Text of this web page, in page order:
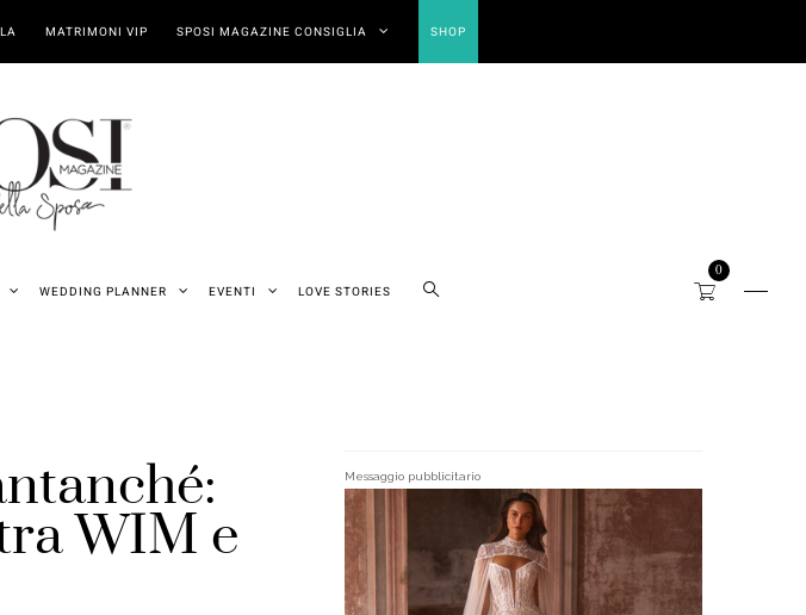
MATRIMONI VIP SPOSI MAGAZINE CONSIGLIA SHOP
WEDDING PLANNER EVENTI LOVE STORIES
0
WIM e
Messaggio pubblicitario